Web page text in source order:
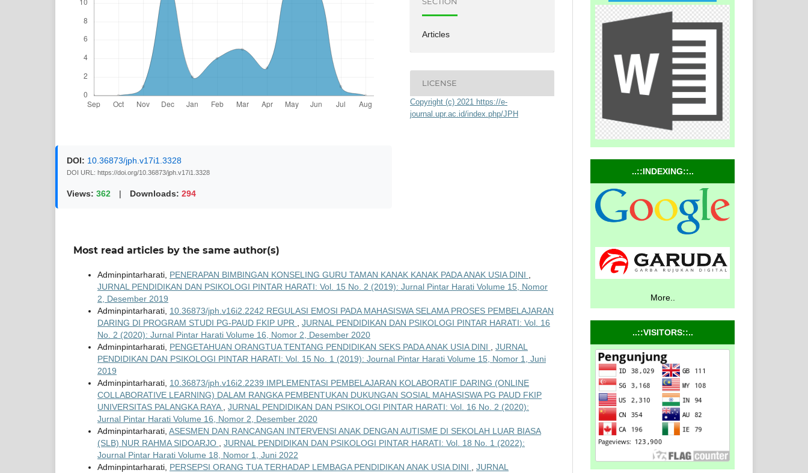
DOI: 10.36873/jph.v17i1.3328
DOI URL: https://doi.org/10.36873/jph.v17i1.3328
Views: 362 | Downloads: 294
Articles
LICENSE
Copyright (c) 2021 https://e-
journal.upr.ac.id/index.php/JPH
Most read articles by the same author(s)
Adminpintarharati, PENERAPAN BIMBINGAN KONSELING GURU TAMAN KANAK KANAK PADA ANAK USIA DINI
JURNAL PENDIDIKAN DAN PSIKOLOGI PINTAR HARATI: Vol. 15 No. 2 (2019): Jurnal Pintar Harati Volume 15, Nomor
2, Desember 2019
Adminpintarharati, 10.36873/jph.v16i2.2242 REGULASI EMOSI PADA MAHASISWA SELAMA PROSES PEMBELAJARAN
DARING DI PROGRAM STUDI PG-PAUD FKIP UPR
JURNAL PENDIDIKAN DAN PSIKOLOGI PINTAR HARATI: Vol. 16
No. 2 (2020): Jurnal Pintar Harati Volume 16, Nomor 2, Desember 2020
Adminpintarharati, PENGETAHUAN ORANGTUA TENTANG PENDIDIKAN SEKS PADA ANAK USIA DINI
JURNAL
PENDIDIKAN DAN PSIKOLOGI PINTAR HARATI: Vol. 15 No. 1 (2019): Journal Pintar Harati Volume 15, Nomor 1, Juni
2019
Adminpintarharati, 10.36873/jph.v16i2.2239 IMPLEMENTASI PEMBELAJARAN KOLABORATIF DARING (ONLINE
COLLABORATIVE LEARNING) DALAM RANGKA PEMBENTUKAN DUKUNGAN SOSIAL MAHASISWA PG PAUD FKIP
UNIVERSITAS PALANGKA RAYA
JURNAL PENDIDIKAN DAN PSIKOLOGI PINTAR HARATI: Vol. 16 No. 2 (2020):
Jurnal Pintar Harati Volume 16, Nomor 2, Desember 2020
Adminpintarharati, ASESMEN DAN RANCANGAN INTERVENSI ANAK DENGAN AUTISME DI SEKOLAH LUAR BIASA
(SLB) NUR RAHMA SIDOARJO
JURNAL PENDIDIKAN DAN PSIKOLOGI PINTAR HARATI: Vol. 18 No. 1 (2022):
Journal Pintar Harati Volume 18, Nomor 1, Juni 2022
Adminpintarharati, PERSEPSI ORANG TUA TERHADAP LEMBAGA PENDIDIKAN ANAK USIA DINI
JURNAL
..::INDEXING::..
More..
..::VISITORS::..